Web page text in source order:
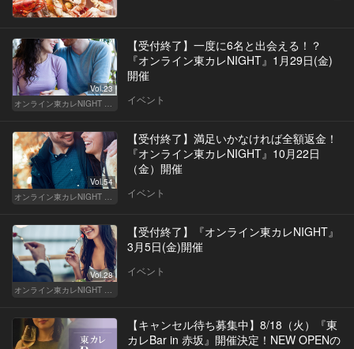
Vol.23
【受付終了】一度に6名と出会える！？
『オンライン東カレNIGHT』1月29日(金)
開催
イベント
Vol.54
【受付終了】満足いかなければ全額返金！
『オンライン東カレNIGHT』10月22日
（金）開催
イベント
Vol.28
【受付終了】『オンライン東カレNIGHT』
3月5日(金)開催
イベント
【キャンセル待ち募集中】8/18（火）『東
カレBar in 赤坂』開催決定！NEW OPENの